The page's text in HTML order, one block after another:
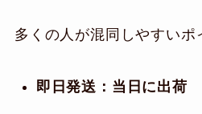
多くの人が混同しやすいポ
即日発送：当日に出荷